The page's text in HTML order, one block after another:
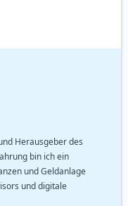
Herausgeber des
bin ich ein
und Geldanlage
und digitale